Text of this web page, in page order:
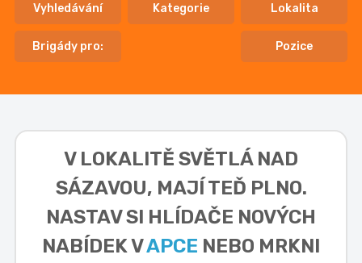
Vyhledávání Kategorie Lokalita
Brigády pro: Pozice
V LOKALITĚ SVĚTLÁ NAD
SÁZAVOU, MAJÍ TEĎ PLNO.
NASTAV SI HLÍDAČE NOVÝCH
NABÍDEK VAPCE NEBO MRKNI